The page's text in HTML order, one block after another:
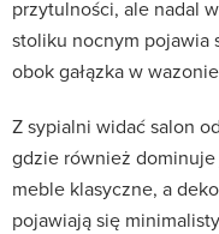
przytulności, ale nadal
stoliku nocnym pojawia
obok gałązka w
Z sypialni widać salon
gdzie również
meble klasyczne, a
pojawiają się